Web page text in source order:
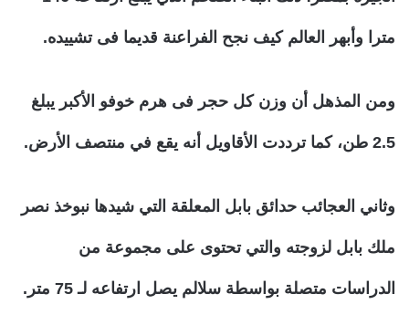
مترا وأبهر العالم كيف نجح الفراعنة قديما فى تشييده.
ومن المذهل أن وزن كل حجر فى هرم خوفو الأكبر يبلغ
2.5 طن، كما ترددت الأقاويل أنه يقع في منتصف الأرض.
وثاني العجائب حدائق بابل المعلقة التي شيدها نبوخذ نصر
ملك بابل لزوجته والتي تحتوى على مجموعة من
الدراسات متصلة بواسطة سلالم يصل ارتفاعه لـ 75 متر.